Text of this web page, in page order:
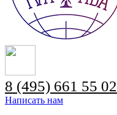
8 (495) 661 55 02
Написать нам